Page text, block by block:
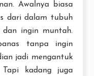
Awalnya biasa
dari dalam tubuh
ingin muntah.
tanpa ingin
jadi mengantuk
kadang juga